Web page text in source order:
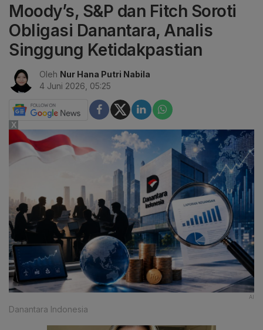
Moody’s, S&P dan Fitch Soroti
Obligasi Danantara, Analis
Singgung Ketidakpastian
Oleh Nur Hana Putri Nabila
4 Juni 2026, 05:25
AI
Danantara Indonesia
X